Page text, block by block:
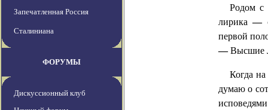
Запечатленная Россия
Сталиниана
ФОРУМЫ
Дискуссионный клуб
Родом с
лирика—
первой
—Высшие
Когда
думаю о